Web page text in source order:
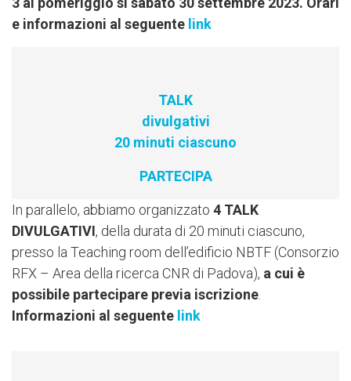
e informazioni al seguente link
TALK
divulgativi
20 minuti ciascuno
PARTECIPA
In parallelo, abbiamo organizzato 4 TALK
DIVULGATIVI, della durata di 20 minuti ciascuno,
presso la Teaching room dell’edificio NBTF (Consorzio
RFX – Area della ricerca CNR di Padova), a cui è
possibile partecipare previa iscrizione
Informazioni al seguente link